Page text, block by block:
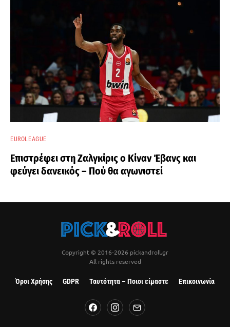
EUROLEAGUE
Επιστρέφει στη Ζαλγκίρις ο Κίναν Έβανς και
φεύγει δανεικός – Πού θα αγωνιστεί
Copyright © 2016-2026 pickandroll.gr
All rights reserved
Όροι Χρήσης GDPR Ταυτότητα – Ποιοι είμαστε Επικοινωνία